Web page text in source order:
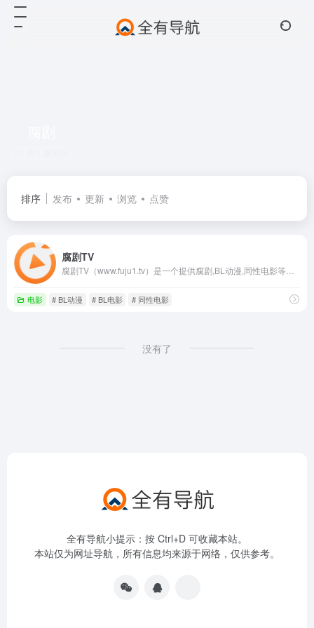
排序 发布 更新 浏览 点赞
腐剧TV
电影 # BL动漫 # BL电影 # 同性电影
没有了
全有导航小提示：按 Ctrl+D 可收藏本站。
本站仅为网址导航，所有信息均来源于网络，仅供参考。